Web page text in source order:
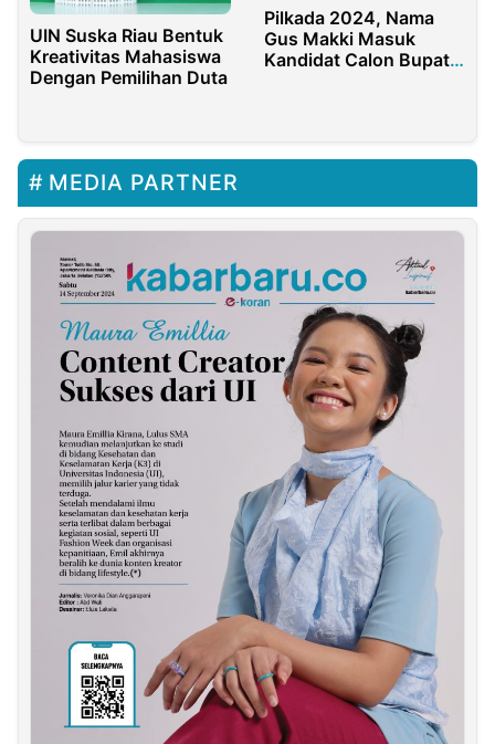
UIN Suska Riau Bentuk
Kreativitas Mahasiswa
Dengan Pemilihan Duta
Pilkada 2024, Nama
Gus Makki Masuk
Kandidat Calon Bupati
MEDIA PARTNER